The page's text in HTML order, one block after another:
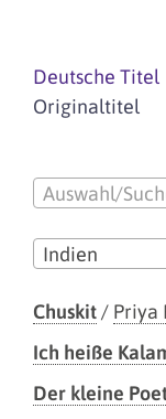
Deutsche Titel
Originaltitel
Auswahl/
Indien
Chuskit/ Priya
Ich heiße
Der kleine